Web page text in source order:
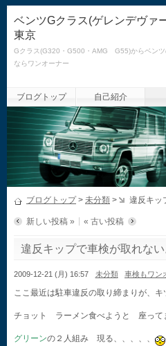
ベンツGクラス(ゲレンデヴァ
東京
Gクラス(G320・G500・AMG G55)からベンツ
ならワンオーナー
ブログトップ 自己紹介
ブログトップ> 未分類 > 違反キッ
新しい投稿 » « 古い投稿
違反キップで車検が取れな
2009-12-21 (月) 16:57 未分類 車検もワン
ここ最近は駐車違反の取り締まりが、キ
チョット ラーメン食べようと 座って
グリーンの２人組み 現る、、、、、